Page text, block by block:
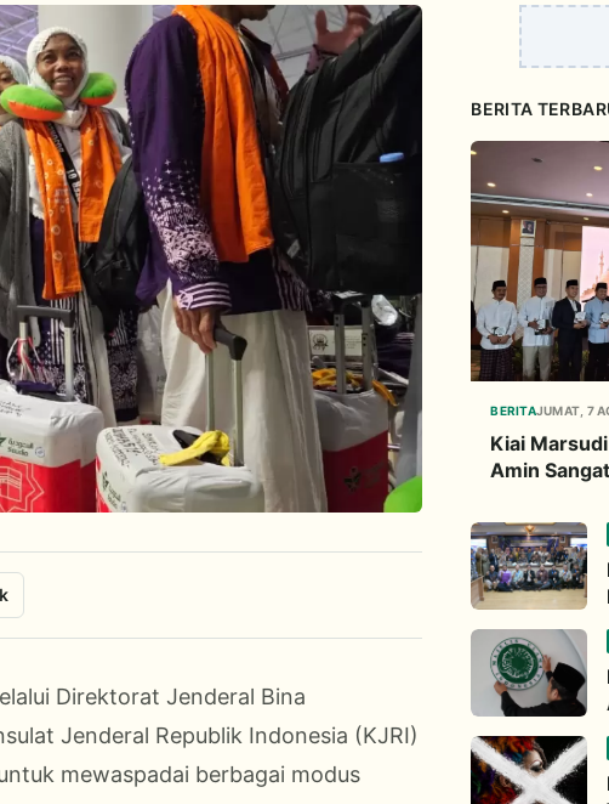
Direktorat Jenderal Bina
Jenderal Republik Indonesia (KJRI)
mewaspadai berbagai modus
BERITA
BERITAJUMAT, 7
Kiai
Amin